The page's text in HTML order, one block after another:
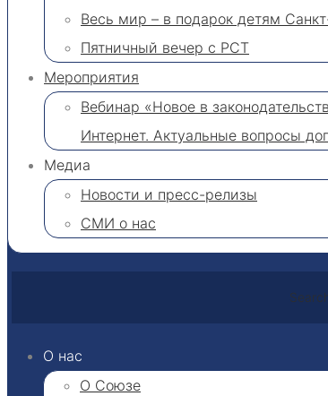
Весь мир – в подарок детям
Пятничный вечер с РСТ
Мероприятия
Вебинар «Новое в
Интернет. Актуальные вопросы
Медиа
Новости и пресс-релизы
СМИ о нас
О нас
О Союзе